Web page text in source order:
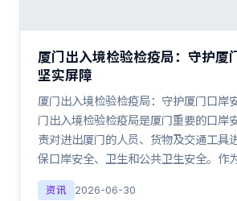
厦门出入境检验检疫局：守护厦
坚实屏障
厦门出入境检验检疫局：守护厦门口岸
门出入境检验检疫局是厦门重要的口岸
责对进出厦门的人员、货物及交通工具
保口岸安全、卫生和公共卫生安全。作
资讯 2026-06-30